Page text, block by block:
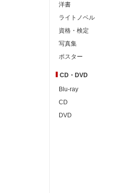
洋書
ライトノベル
資格・検定
写真集
ポスター
CD・DVD
Blu-ray
CD
DVD